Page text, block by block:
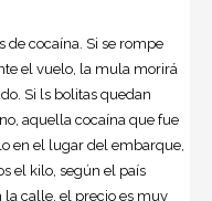
de cocaína. Si se rompe
el vuelo, la mula morirá
Si ls bolitas quedan
aquella cocaína que fue
en el lugar del embarque,
el kilo, según el país
la calle, el precio es muy